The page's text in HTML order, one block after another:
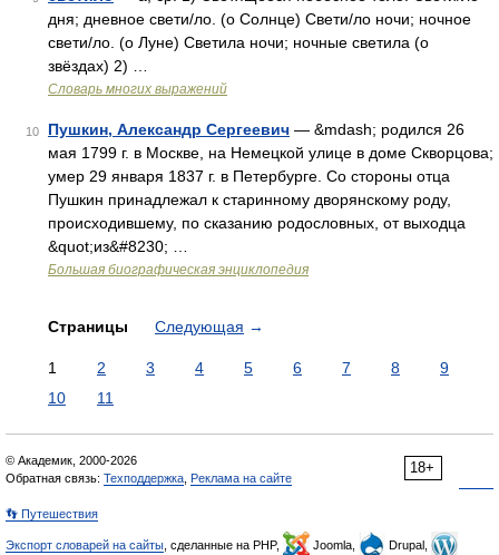
дня; дневное свети/ло. (о Солнце) Свети/ло ночи; ночное
свети/ло. (о Луне) Светила ночи; ночные светила (о
звёздах) 2) …
Словарь многих выражений
10 Пушкин, Александр Сергеевич — &mdash; родился 26
мая 1799 г. в Москве, на Немецкой улице в доме Скворцова;
умер 29 января 1837 г. в Петербурге. Со стороны отца
Пушкин принадлежал к старинному дворянскому роду,
происходившему, по сказанию родословных, от выходца
&quot;из&#8230; …
Большая биографическая энциклопедия
Страницы Следующая →
1 2 3 4 5 6 7 8
9
10
11
18+
© Академик, 2000-2026
Обратная связь: Техподдержка Реклама на сайте
👣 Путешествия
Экспорт словарей на сайты , сделанные на PHP, Joomla,
Drupal,